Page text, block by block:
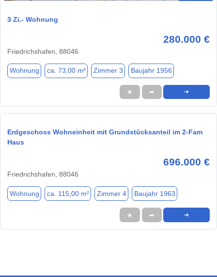
3 Zi.- Wohnung
280.000 €
Friedrichshafen, 88046
Wohnung ca. 73,00 m² Zimmer 3 Baujahr 1956
★ ➦ ➜
Erdgeschoss Wohneinheit mit Grundstücksanteil im 2-Fam
Haus
696.000 €
Friedrichshafen, 88046
Wohnung ca. 115,00 m² Zimmer 4 Baujahr 1963
★ ➦ ➜